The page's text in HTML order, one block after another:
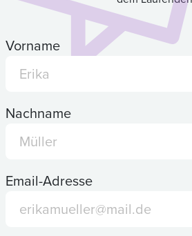
Vorname
Nachname
Email-Adresse